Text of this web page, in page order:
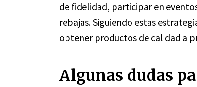
de fidelidad, participar en
rebajas. Siguiendo estas
obtener productos de calidad a
Algunas dudas